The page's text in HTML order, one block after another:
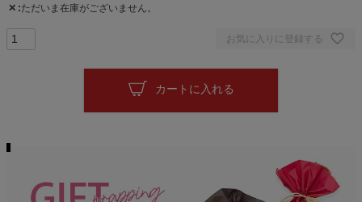
✕ ただいま在庫がございません。
お気に入りに登録する
カートに入れる